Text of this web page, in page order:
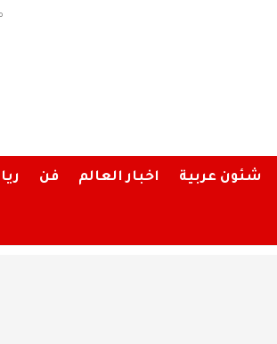
شئون عربية اخبار العالم فن